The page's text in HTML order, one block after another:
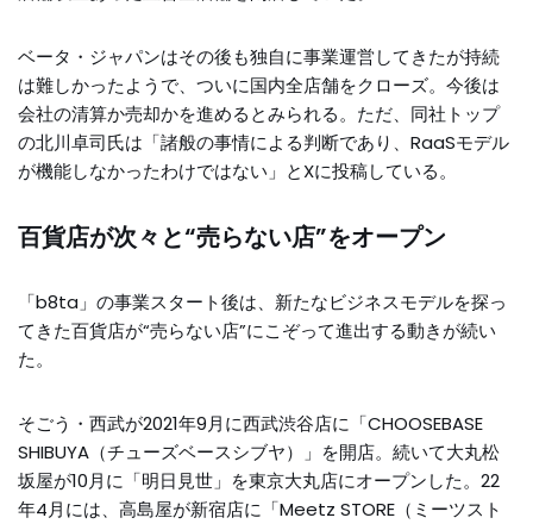
ベータ・ジャパンはその後も独自に事業運営してきたが持続
は難しかったようで、ついに国内全店舗をクローズ。今後は
会社の清算か売却かを進めるとみられる。ただ、同社トップ
の北川卓司氏は「諸般の事情による判断であり、RaaSモデル
が機能しなかったわけではない」とXに投稿している。
百貨店が次々と“売らない店”をオープン
「b8ta」の事業スタート後は、新たなビジネスモデルを探っ
てきた百貨店が“売らない店”にこぞって進出する動きが続い
た。
そごう・西武が2021年9月に西武渋谷店に「CHOOSEBASE
SHIBUYA（チューズベースシブヤ）」を開店。続いて大丸松
坂屋が10月に「明日見世」を東京大丸店にオープンした。22
年4月には、高島屋が新宿店に「Meetz STORE（ミーツスト